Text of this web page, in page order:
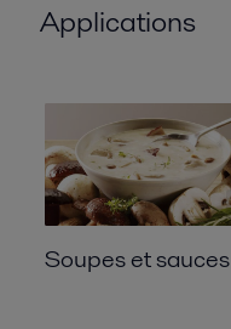
Applications
Soupes et sauces